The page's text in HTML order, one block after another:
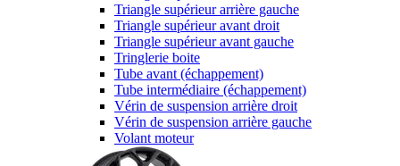
Triangle supérieur arrière gauche
Triangle supérieur avant droit
Triangle supérieur avant gauche
Tringlerie boite
Tube avant (échappement)
Tube intermédiaire (échappement)
Vérin de suspension arrière droit
Vérin de suspension arrière gauche
Volant moteur